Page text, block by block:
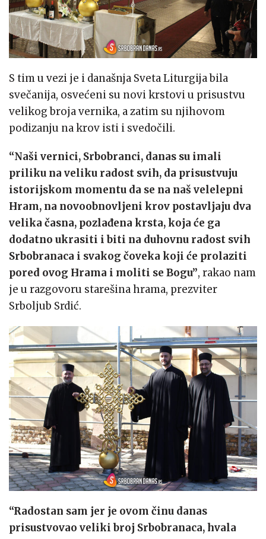
S tim u vezi je i današnja Sveta Liturgija bila
svečanija, osvećeni su novi krstovi u prisustvu
velikog broja vernika, a zatim su njihovom
podizanju na krov isti i svedočili.
“Naši vernici, Srbobranci, danas su imali
priliku na veliku radost svih, da prisustvuju
istorijskom momentu da se na naš velelepni
Hram, na novoobnovljeni krov postavljaju dva
velika časna, pozlađena krsta, koja će ga
dodatno ukrasiti i biti na duhovnu radost svih
Srbobranaca i svakog čoveka koji će prolaziti
pored ovog Hrama i moliti se Bogu”, rakao nam
je u razgovoru starešina hrama, prezviter
Srboljub Srdić.
“Radostan sam jer je ovom činu danas
prisustvovao veliki broj Srbobranaca, hvala